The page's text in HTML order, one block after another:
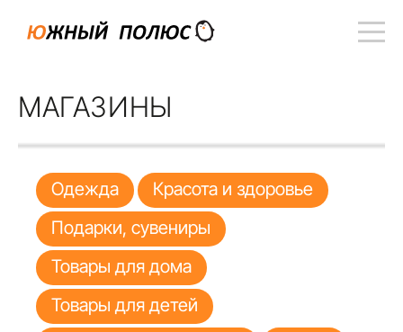
МАГАЗИНЫ
Одежда
Красота и здоровье
Подарки, сувениры
Товары для дома
Товары для детей